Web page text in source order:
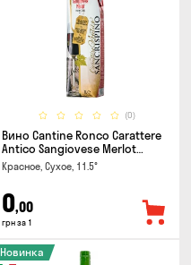
(0)
Вино Cantine Ronco Carattere
Antico Sangiovese Merlot
Rubicone IGT 1л
Красное, Сухое, 11.5°
0,00
грн за 1
Новинка